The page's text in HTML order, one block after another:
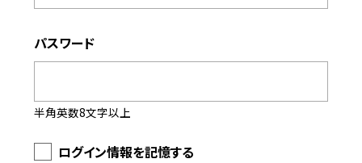
パスワード
半角英数8文字以上
ログイン情報を記憶する